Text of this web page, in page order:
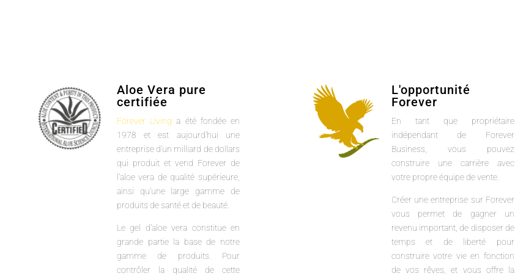
Aloe Vera pure
certifiée
Forever Living a été fondée en
1978 et est aujourd'hui une
entreprise d'un milliard de dollars
qui produit et vend Forever de
l'aloe vera de qualité supérieure,
ainsi qu'une large gamme de
produits de santé et de beauté.
Le gel d'aloe vera constitue en
grande partie la base de notre
gamme de produits. Pour
contrôler la qualité de cette
L'opportunité
Forever
En tant que propriétaire
indépendant de Forever
Business, vous pouvez
construire une carrière avec
votre propre équipe de vente.
Créer une entreprise sur Forever
vous permet de gagner un
revenu important, de disposer de
temps et de liberté pour
construire votre vie en fonction
de vos rêves, et vous offre la